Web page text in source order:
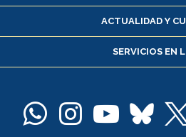
Servicio médico y
Pago de arancel y
Docentes
ACTUALIDAD Y
SERVICIOS EN